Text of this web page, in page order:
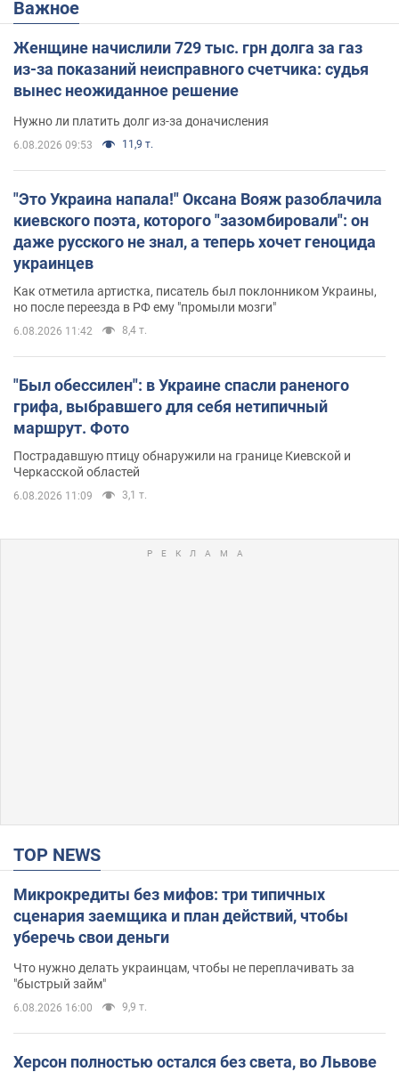
Важное
Женщине начислили 729 тыс. грн долга за газ
из-за показаний неисправного счетчика: судья
вынес неожиданное решение
Нужно ли платить долг из-за доначисления
6.08.2026 09:53 11,9 т.
"Это Украина напала!" Оксана Вояж разоблачила
киевского поэта, которого "зазомбировали": он
даже русского не знал, а теперь хочет геноцида
украинцев
Как отметила артистка, писатель был поклонником Украины,
но после переезда в РФ ему "промыли мозги"
6.08.2026 11:42 8,4 т.
"Был обессилен": в Украине спасли раненого
грифа, выбравшего для себя нетипичный
маршрут. Фото
Пострадавшую птицу обнаружили на границе Киевской и
Черкасской областей
6.08.2026 11:09 3,1 т.
TOP NEWS
Микрокредиты без мифов: три типичных
сценария заемщика и план действий, чтобы
уберечь свои деньги
Что нужно делать украинцам, чтобы не переплачивать за
"быстрый займ"
6.08.2026 16:00 9,9 т.
Херсон полностью остался без света, во Львове